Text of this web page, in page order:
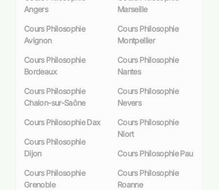
Nos coordinateurs pédagogiques se tiennent
d’enseignant selon vos aspirations
académiques. Avec Les Sherpas, bénéficiez
d’un
apprentissage flexible
: optez pour des
cours en ligne depuis le confort de votre
domicile ou rencontrez nos professeurs lors de
séances présencielles dans notre belle ville
universitaire qu’est Brive-la-Gaillarde.
Les avantages des cours particuliers de
philosophie
Approche personnalisée de l’enseignement
Lorsqu’il s’agit d’aborder les vastes et
Angers
Cours Philosophie
Avignon
Cours Philosophie
Bordeaux
Cours Philosophie
Chalon-sur-Saône
Cours Philosophie Dax
Cours Philosophie
Dijon
Cours Philosophie
Grenoble
Marseille
Cours Philosophie
Montpellier
Cours Philosophie
Nantes
Cours Philosophie
Nevers
Cours Philosophie
Niort
Cours Philosophie Pau
Cours Philosophie
Roanne